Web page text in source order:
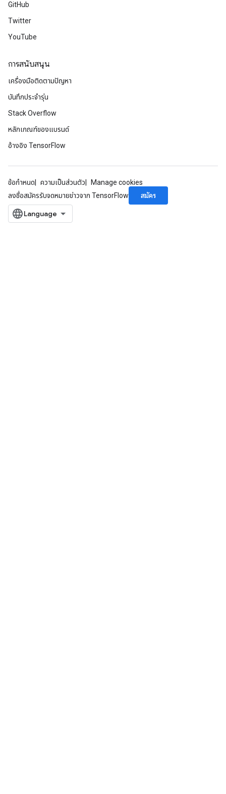
GitHub
Twitter
YouTube
การสนับสนุน
เครื่องมือติดตามปัญหา
บันทึกประจำรุ่น
Stack Overflow
หลักเกณฑ์ของแบรนด์
อ้างอิง TensorFlow
ข้อกำหนด ความเป็นส่วนตัว
Manage cookies
ลงชื่อสมัครรับจดหมายข่าวจาก TensorFlow
สมัคร